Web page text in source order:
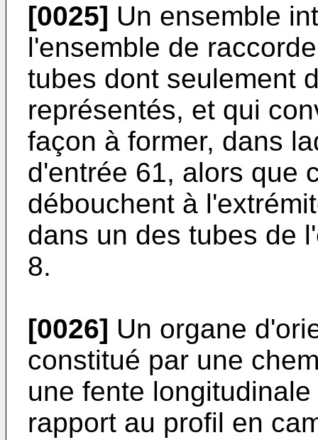
[0025] Un ensemble
l'ensemble de
tubes dont seulement
représentés, et qui
façon à former, dans
d'entrée 61, alors que
débouchent à
dans un des tubes de
8.
[0026] Un organe
constitué par une
une fente
rapport au profil en